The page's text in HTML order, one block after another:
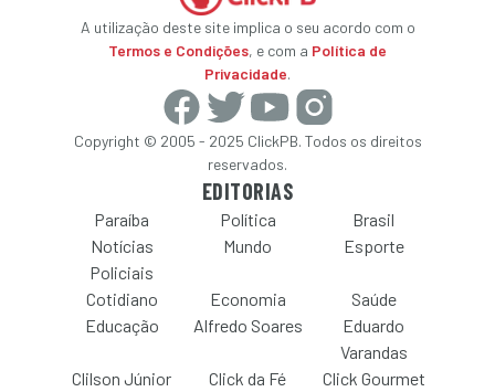
A utilização deste site implica o seu acordo com o
Termos e Condições, e com a Política de
Privacidade.
Copyright © 2005 - 2025 ClickPB. Todos os direitos
reservados.
EDITORIAS
Paraíba Política
Brasil
Notícias
Policiais
Mundo Esporte
Cotidiano Economia
Saúde
Educação
Alfredo Soares
Eduardo
Varandas
Clilson Júnior
Click da Fé Click Gourmet